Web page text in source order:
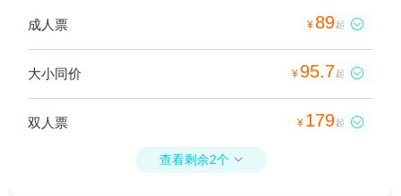
成人票 ¥ 89起 
大小同价 ¥ 95.7起 
双人票 ¥ 179起 
查看剩余2个 